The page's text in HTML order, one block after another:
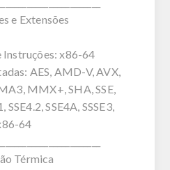
e Extensões
Instruções: x86-64
AES, AMD-V, AVX,
MMX+, SHA, SSE,
SSE4.2, SSE4A, SSSE3,
64
Térmica